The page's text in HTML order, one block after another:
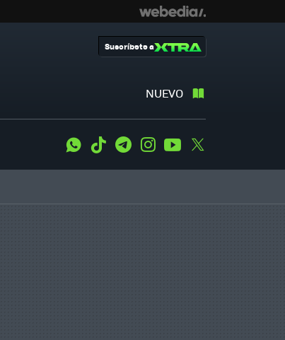
NUEVO
Suscríbete a
WhatsApp
Tiktok TelegramInstagramYoutube